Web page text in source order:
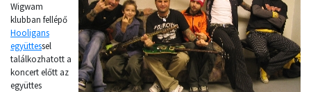
Wigwam
klubban fellépő
Hooligans
együttessel
találkozhatott a
koncert előtt az
együttes